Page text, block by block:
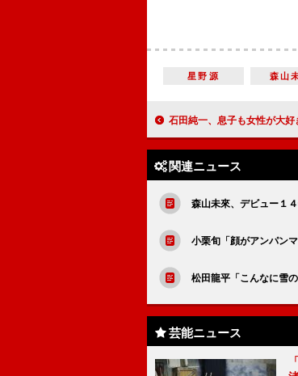
星野源 森山
石田純一、息子も女性が大好き？ 自
関連ニュース
森山未來、デビュー１
小栗旬「顔がアンパン
松田龍平「こんなに雪
芸能ニュース